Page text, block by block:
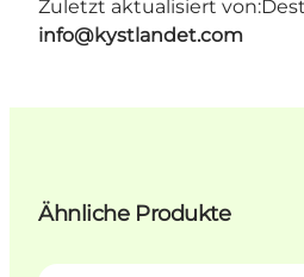
Zuletzt aktualisiert von:
info@kystlandet.com
Ähnliche Produkte